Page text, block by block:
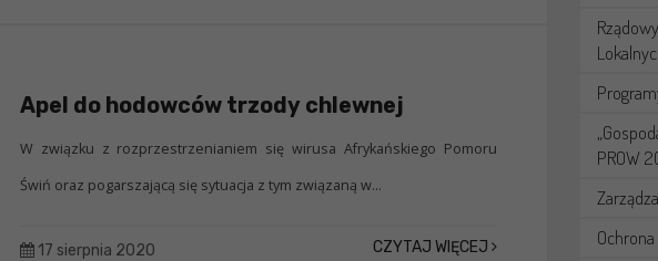
Apel do hodowców trzody chlewnej
W związku z rozprzestrzenianiem się wirusa Afrykańskiego Pomoru
Świń oraz pogarszającą się sytuacja z tym związaną w...
17 sierpnia 2020 CZYTAJ WIĘCEJ
PROW